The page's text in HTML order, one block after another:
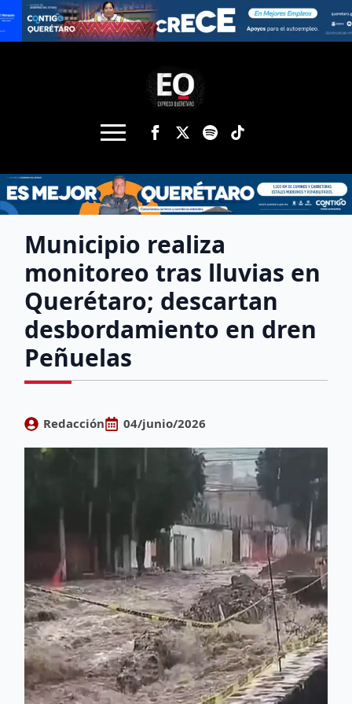
Municipio realiza
monitoreo tras lluvias en
Querétaro; descartan
desbordamiento en dren
Peñuelas
Redacción 04/junio/2026